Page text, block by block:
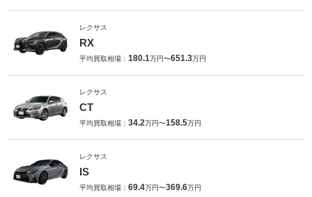
レクサス
RX
平均買取相場： 180.1万円〜651.3万円
レクサス
CT
平均買取相場： 34.2万円〜158.5万円
レクサス
IS
平均買取相場： 69.4万円〜369.6万円